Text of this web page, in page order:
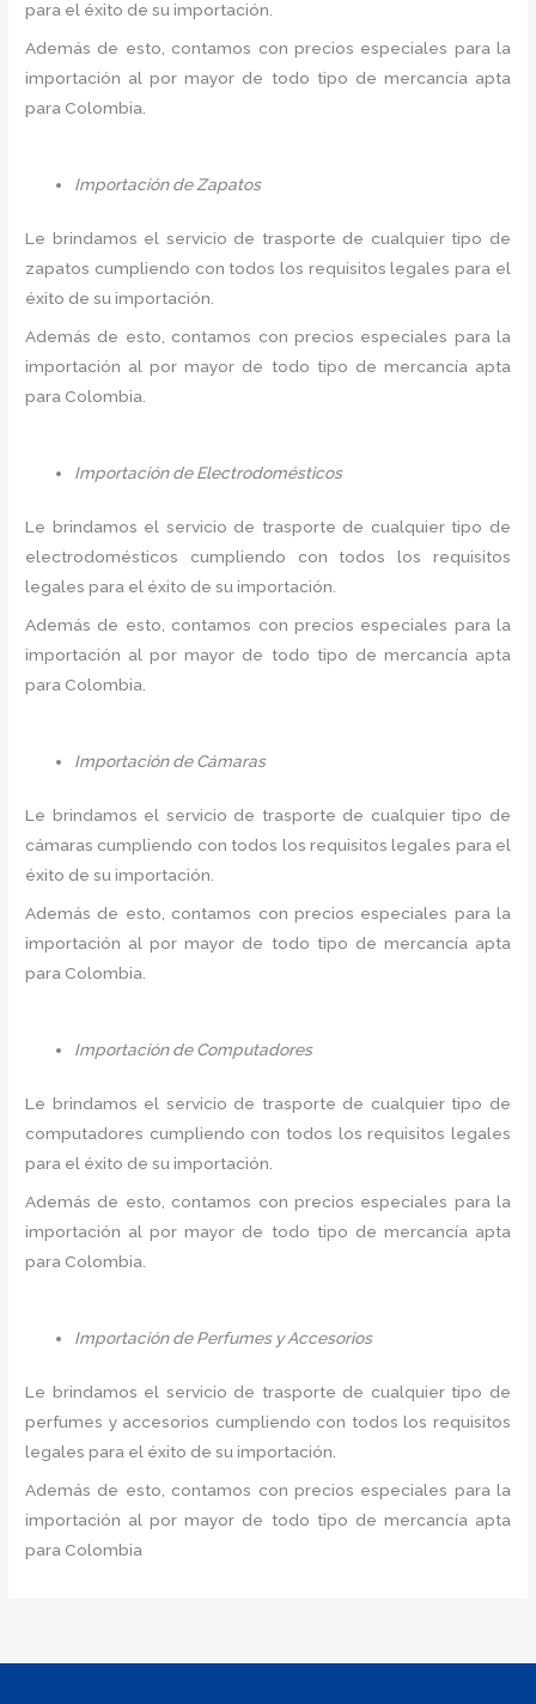
para el éxito de su importación.
Además de esto, contamos con precios especiales para la
importación al por mayor de todo tipo de mercancía apta
para Colombia.
Importación de Zapatos
Le brindamos el servicio de trasporte de cualquier tipo de
zapatos cumpliendo con todos los requisitos legales para el
éxito de su importación.
Además de esto, contamos con precios especiales para la
importación al por mayor de todo tipo de mercancía apta
para Colombia.
Importación de Electrodomésticos
Le brindamos el servicio de trasporte de cualquier tipo de
electrodomésticos cumpliendo con todos los requisitos
legales para el éxito de su importación.
Además de esto, contamos con precios especiales para la
importación al por mayor de todo tipo de mercancía apta
para Colombia.
Importación de Cámaras
Le brindamos el servicio de trasporte de cualquier tipo de
cámaras cumpliendo con todos los requisitos legales para el
éxito de su importación.
Además de esto, contamos con precios especiales para la
importación al por mayor de todo tipo de mercancía apta
para Colombia.
Importación de Computadores
Le brindamos el servicio de trasporte de cualquier tipo de
computadores cumpliendo con todos los requisitos legales
para el éxito de su importación.
Además de esto, contamos con precios especiales para la
importación al por mayor de todo tipo de mercancía apta
para Colombia.
Importación de Perfumes y Accesorios
Le brindamos el servicio de trasporte de cualquier tipo de
perfumes y accesorios cumpliendo con todos los requisitos
legales para el éxito de su importación.
Además de esto, contamos con precios especiales para la
importación al por mayor de todo tipo de mercancía apta
para Colombia